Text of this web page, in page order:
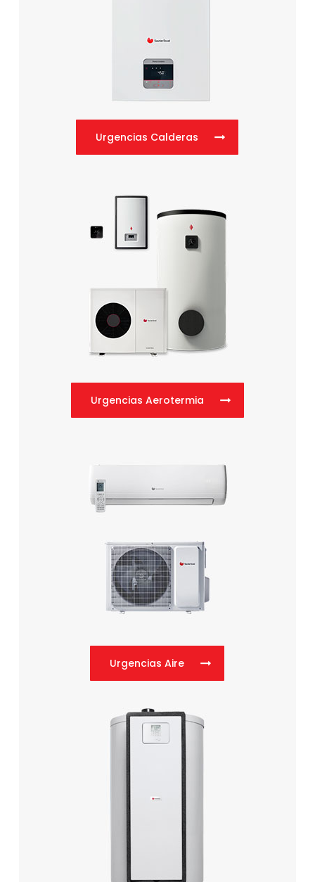
Urgencias Calderas
Urgencias Aerotermia
Urgencias Aire